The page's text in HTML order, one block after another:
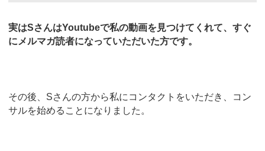
実はSさんはYoutubeで私の動画を見つけてくれて、すぐ
にメルマガ読者になっていただいた方です。
その後、Sさんの方から私にコンタクトをいただき、コン
サルを始めることになりました。